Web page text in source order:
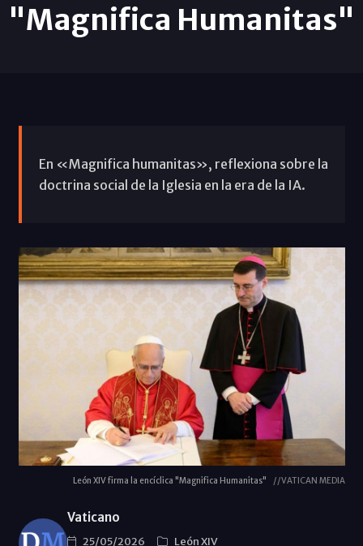
"Magnifica Humanitas"
En «Magnifica humanitas», reflexiona sobre la
doctrina social de la Iglesia en la era de la IA.
León XIV firma la encíclica "Magnifica Humanitas" //VATICAN MEDIA
Vaticano
25/05/2026
León XIV